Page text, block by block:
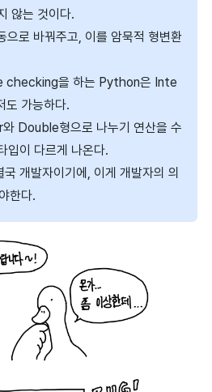
않는 것이다.
으로 바꿔주고, 이를 암묵적 형변환
checking을 하는 Python은 Inte
가능하다.
Double형으로 나누기 연산을 수
입이 다르게 나온다.
개발자이기에, 이게 개발자의 의
한다.